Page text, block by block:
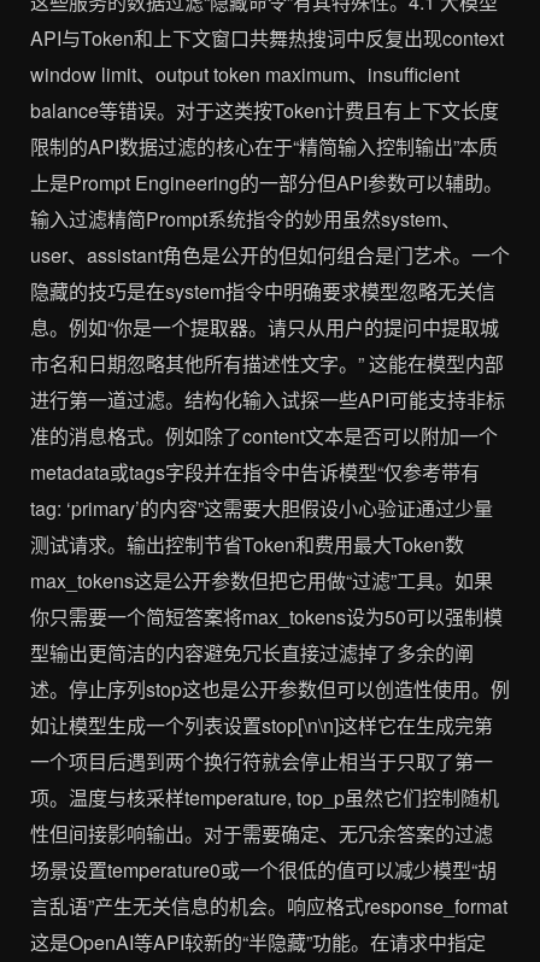
API与Token和上下文窗口共舞热搜词中反复出现context
window limit、output token maximum、insufficient
balance等错误。对于这类按Token计费且有上下文长度
限制的API数据过滤的核心在于“精简输入控制输出”本质
上是Prompt Engineering的一部分但API参数可以辅助。
输入过滤精简Prompt系统指令的妙用虽然system、
user、assistant角色是公开的但如何组合是门艺术。一个
隐藏的技巧是在system指令中明确要求模型忽略无关信
息。例如“你是一个提取器。请只从用户的提问中提取城
市名和日期忽略其他所有描述性文字。” 这能在模型内部
进行第一道过滤。结构化输入试探一些API可能支持非标
准的消息格式。例如除了content文本是否可以附加一个
metadata或tags字段并在指令中告诉模型“仅参考带有
tag: ‘primary’的内容”这需要大胆假设小心验证通过少量
测试请求。输出控制节省Token和费用最大Token数
max_tokens这是公开参数但把它用做“过滤”工具。如果
你只需要一个简短答案将max_tokens设为50可以强制模
型输出更简洁的内容避免冗长直接过滤掉了多余的阐
述。停止序列stop这也是公开参数但可以创造性使用。例
如让模型生成一个列表设置stop[\n\n]这样它在生成完第
一个项目后遇到两个换行符就会停止相当于只取了第一
项。温度与核采样temperature, top_p虽然它们控制随机
性但间接影响输出。对于需要确定、无冗余答案的过滤
场景设置temperature0或一个很低的值可以减少模型“胡
言乱语”产生无关信息的机会。响应格式response_format
这是OpenAI等API较新的“半隐藏”功能。在请求中指定